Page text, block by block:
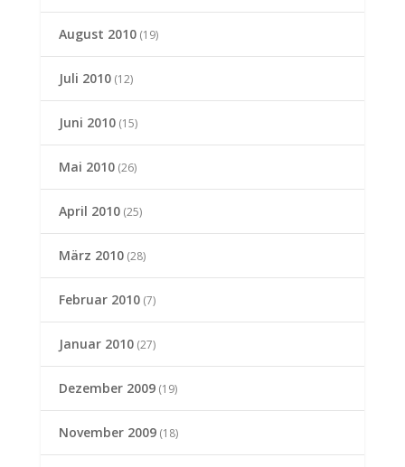
August 2010(19)
Juli 2010(12)
Juni 2010(15)
Mai 2010(26)
April 2010(25)
März 2010(28)
Februar 2010(7)
Januar 2010(27)
Dezember 2009(19)
November 2009(18)